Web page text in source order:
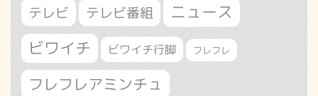
テレビ テレビ番組 ニュース
ビワイチ ビワイチ行脚 フレフレ
フレフレアミンチュ